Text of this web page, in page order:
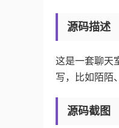
源码描述
这是一套聊天
写，比如陌陌
源码截图